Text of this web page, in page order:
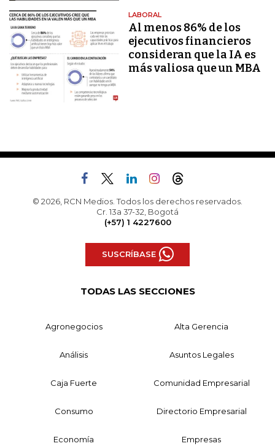
LABORAL
Al menos 86% de los
ejecutivos financieros
consideran que la IA es
más valiosa que un MBA
© 2026, RCN Medios. Todos los derechos reservados.
Cr. 13a 37-32, Bogotá
(+57) 1 4227600
SUSCRÍBASE
TODAS LAS SECCIONES
Agronegocios Alta Gerencia
Análisis Asuntos Legales
Caja Fuerte Comunidad Empresarial
Consumo Directorio Empresarial
Economía Empresas